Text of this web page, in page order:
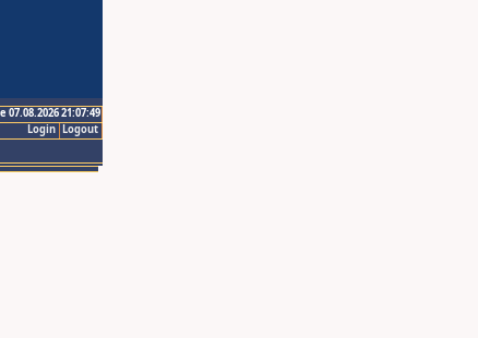
07.08.2026 21:07:49
Logout
Login